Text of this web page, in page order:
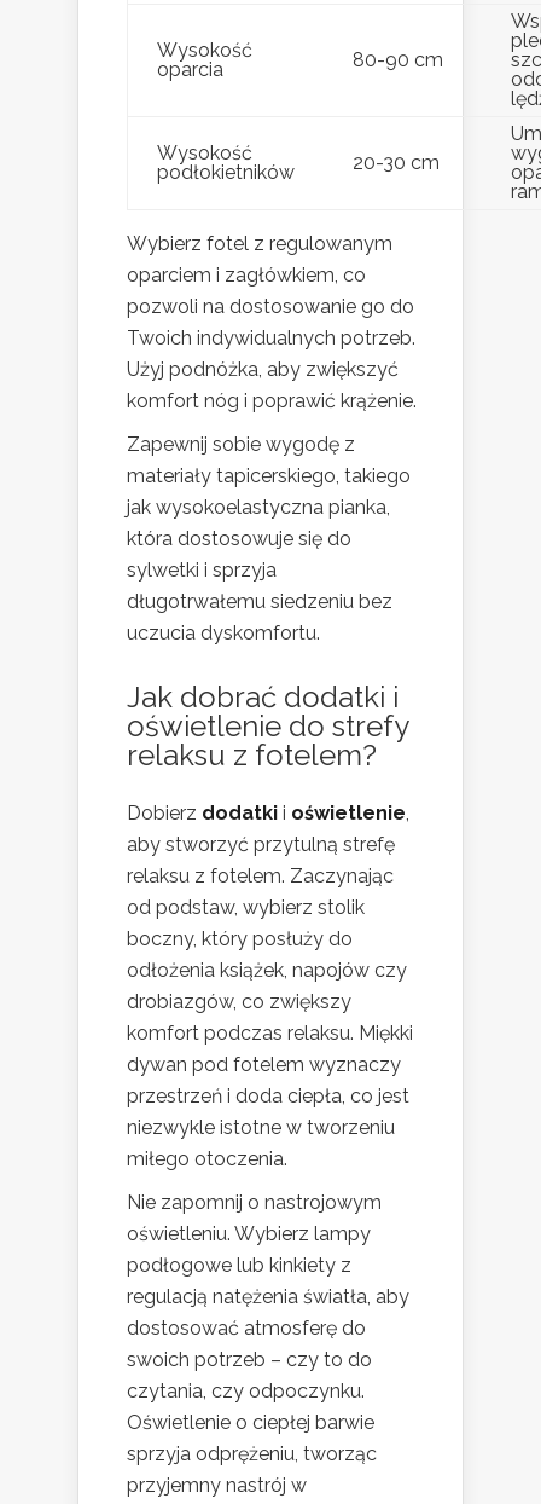
Wysokość
oparcia
80-90 cm
Wysokość
podłokietników
20-30 cm
Wybierz fotel z regulowanym
oparciem i zagłówkiem, co
pozwoli na dostosowanie go do
Twoich indywidualnych potrzeb.
Użyj podnóżka, aby zwiększyć
komfort nóg i poprawić krążenie.
Zapewnij sobie wygodę z
materiały tapicerskiego, takiego
jak wysokoelastyczna pianka,
która dostosowuje się do
sylwetki i sprzyja
długotrwałemu siedzeniu bez
uczucia dyskomfortu.
Jak dobrać dodatki i
oświetlenie do strefy
relaksu z fotelem?
Dobierz dodatki i oświetlenie,
aby stworzyć przytulną strefę
relaksu z fotelem. Zaczynając
od podstaw, wybierz stolik
boczny, który posłuży do
odłożenia książek, napojów czy
drobiazgów, co zwiększy
komfort podczas relaksu. Miękki
dywan pod fotelem wyznaczy
przestrzeń i doda ciepła, co jest
niezwykle istotne w tworzeniu
miłego otoczenia.
Nie zapomnij o nastrojowym
oświetleniu. Wybierz lampy
podłogowe lub kinkiety z
regulacją natężenia światła, aby
dostosować atmosferę do
swoich potrzeb – czy to do
czytania, czy odpoczynku.
Oświetlenie o ciepłej barwie
sprzyja odprężeniu, tworząc
przyjemny nastrój w